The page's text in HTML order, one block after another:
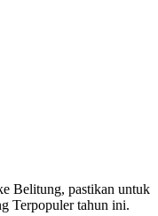
Belitung, pastikan untuk
Terpopuler tahun ini.